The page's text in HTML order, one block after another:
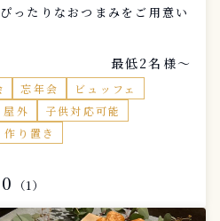
ったりなおつまみをご用意い
最低2名様〜
忘年会
ビュッフェ
屋外
子供対応可能
作り置き
（1）